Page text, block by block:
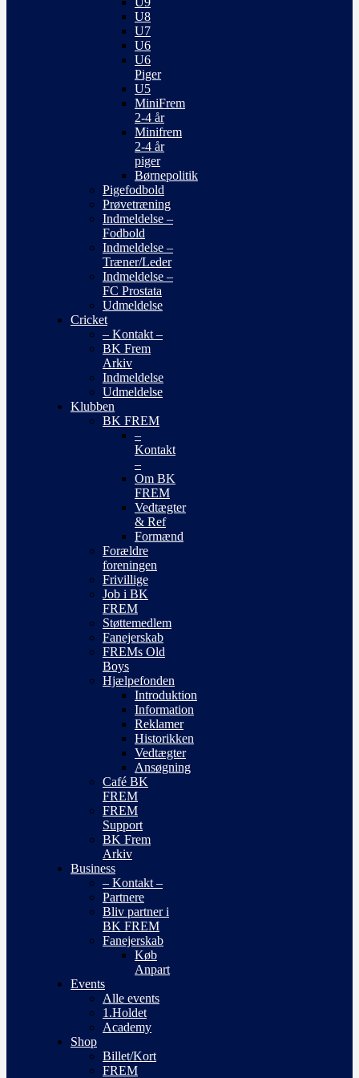
U8
U7
U6
U6
Piger
U5
MiniFrem
2-4 år
Minifrem
2-4 år
piger
Børnepolitik
Pigefodbold
Prøvetræning
Indmeldelse –
Fodbold
Indmeldelse –
Træner/Leder
Indmeldelse –
FC Prostata
Udmeldelse
Cricket
– Kontakt –
BK Frem
Arkiv
Indmeldelse
Udmeldelse
Klubben
BK FREM
–
Kontakt
–
Om BK
FREM
Vedtægter
& Ref
Formænd
Forældre
foreningen
Frivillige
Job i BK
FREM
Støttemedlem
Fanejerskab
FREMs Old
Boys
Hjælpefonden
Introduktion
Information
Reklamer
Historikken
Vedtægter
Ansøgning
Café BK
FREM
FREM
Support
BK Frem
Arkiv
Business
– Kontakt –
Partnere
Bliv partner i
BK FREM
Fanejerskab
Køb
Anpart
Events
Alle events
1.Holdet
Academy
Shop
Billet/Kort
FREM